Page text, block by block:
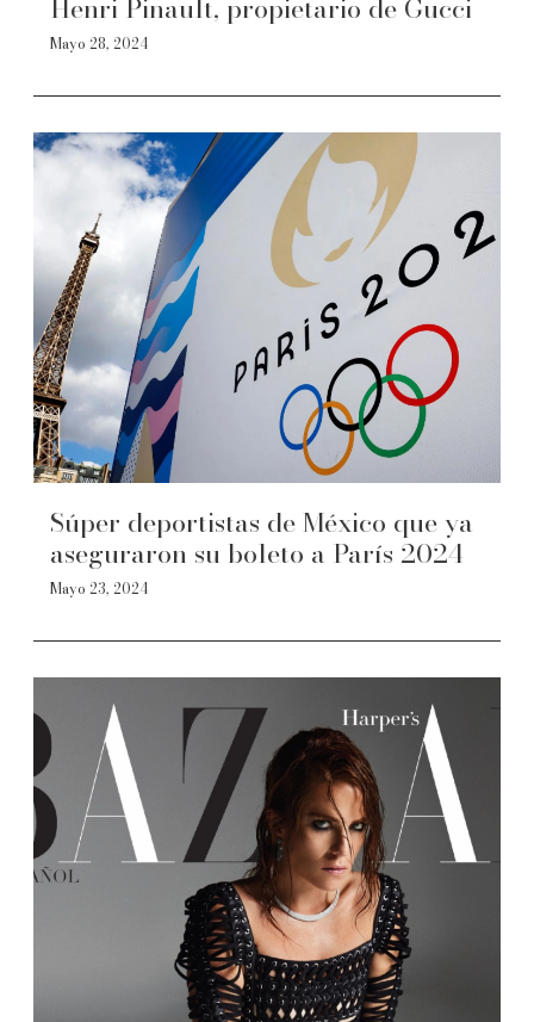
Henri Pinault, propietario de Gucci
Mayo 28, 2024
Súper deportistas de México que ya
aseguraron su boleto a París 2024
Mayo 23, 2024